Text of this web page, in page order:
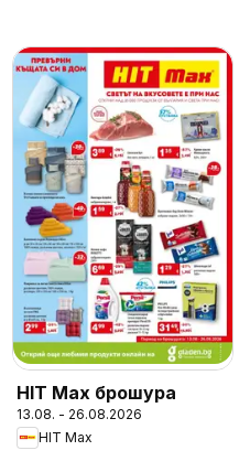
HIT Max брошура
13.08. - 26.08.2026
HIT Max